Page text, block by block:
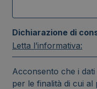
Dichiarazione di
Letta l’informativa:
Acconsento che i
per le finalità di cui al punto a)